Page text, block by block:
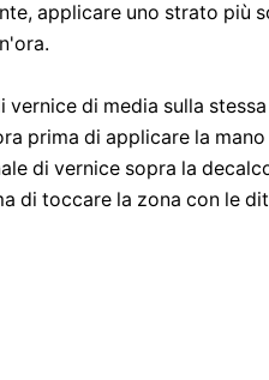
applicare uno strato più
vernice di media sulla
prima di applicare la
di vernice sopra la
di toccare la zona con le